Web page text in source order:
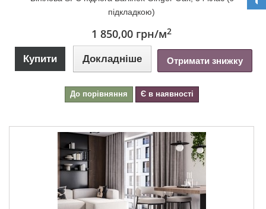
підкладкою)
1 850,00 грн/м2
Купити Докладніше Отримати знижку
До порівняння Є в наявності